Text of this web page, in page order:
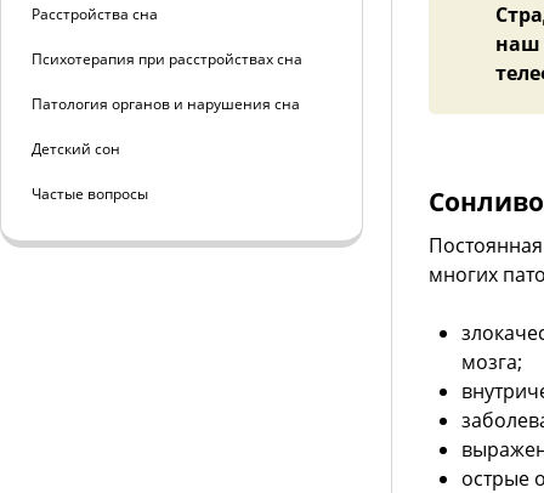
наш
многих
мозга;
острые
Расстройства сна
Психотерапия при расстройствах сна
Патология органов и нарушения сна
Детский сон
Частые вопросы